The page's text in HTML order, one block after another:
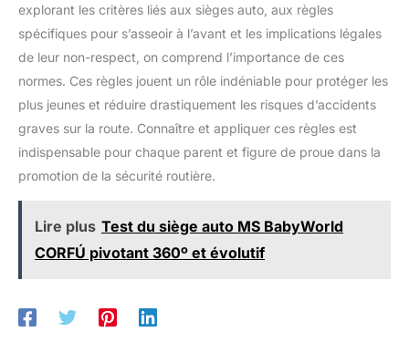
explorant les critères liés aux sièges auto, aux règles
spécifiques pour s’asseoir à l’avant et les implications légales
de leur non-respect, on comprend l’importance de ces
normes. Ces règles jouent un rôle indéniable pour protéger les
plus jeunes et réduire drastiquement les risques d’accidents
graves sur la route. Connaître et appliquer ces règles est
indispensable pour chaque parent et figure de proue dans la
promotion de la sécurité routière.
Lire plus Test du siège auto MS BabyWorld
CORFÚ pivotant 360º et évolutif